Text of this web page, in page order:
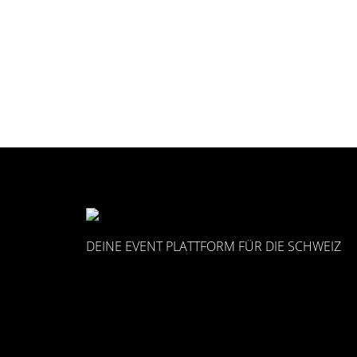
DEINE EVENT PLATTFORM FÜR DIE SCHWEIZ